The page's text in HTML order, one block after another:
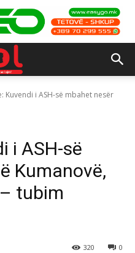
Kuvendi i ASH-së mbahet nesër
i ASH-së
Kumanovë,
tubim
0
320